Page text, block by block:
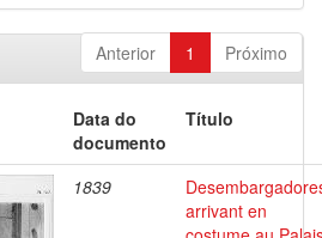
Anterior 1 Próximo
Data do
documento
Título
1839
arrivant en